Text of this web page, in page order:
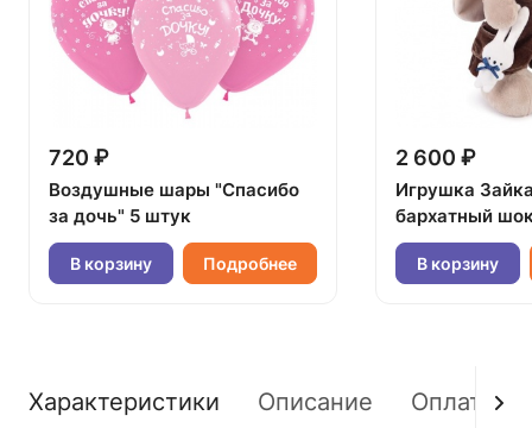
720 ₽
Воздушные шары "Спасибо
за дочь" 5 штук
В корзину Подробнее
2 600 ₽
Игрушка
бархатный
В корзину
Характеристики Описание Оплата